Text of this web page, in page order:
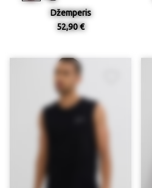
Džemperis
52,90 €